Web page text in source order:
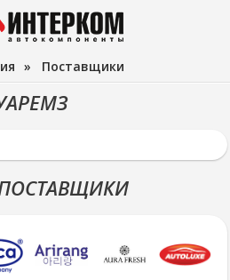
» Поставщики